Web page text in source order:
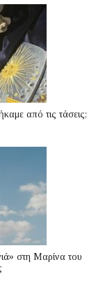
από τις τάσεις;
στη Μαρίνα του